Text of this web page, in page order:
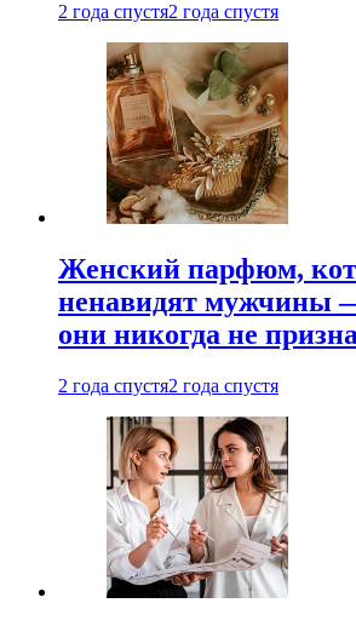
2 года спустя2 года спустя
Женский парфюм,
ненавидят мужчины
они никогда не
2 года спустя2 года спустя